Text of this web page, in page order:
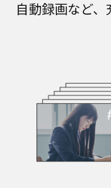
自動録画など